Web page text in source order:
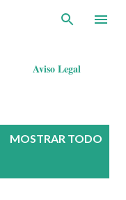
Aviso Legal
MOSTRAR TODO